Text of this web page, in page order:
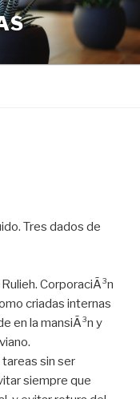
Tres dados de
CorporaciÃ³n
criadas internas
en la mansiÃ³n y
sin ser
siempre que